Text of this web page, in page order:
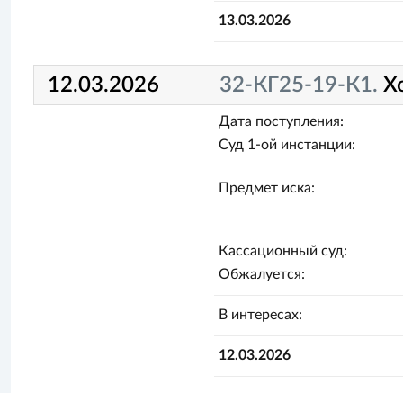
13.03.2026
12.03.2026 32-КГ25-19-К1.
Дата поступления:
Суд 1-ой инстанции:
Предмет иска:
Кассационный суд:
Обжалуется:
В интересах:
12.03.2026